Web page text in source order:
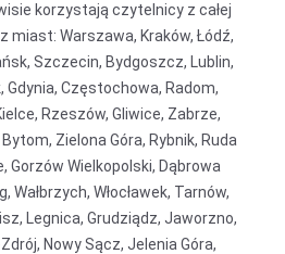
korzystają czytelnicy z całej
miast: Warszawa, Kraków, Łódź,
Szczecin, Bydgoszcz, Lublin,
Gdynia, Częstochowa, Radom,
Rzeszów, Gliwice, Zabrze,
Zielona Góra, Rybnik, Ruda
Gorzów Wielkopolski, Dąbrowa
Wałbrzych, Włocławek, Tarnów,
Legnica, Grudziądz, Jaworzno,
Nowy Sącz, Jelenia Góra,